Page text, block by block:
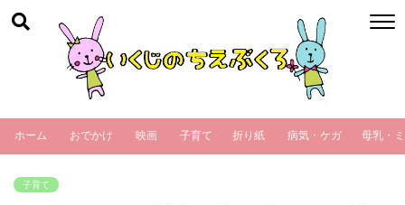
ホーム おでかけ 映画 子育て 折り紙 病気・ケガ 母乳・
子育て